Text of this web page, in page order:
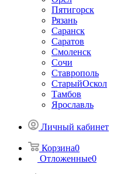
Пятигорск
Рязань
Саранск
Саратов
Смоленск
Сочи
Ставрополь
СтарыйОскол
Тамбов
Ярославль
Личный кабинет
Корзина0
Отложенные0